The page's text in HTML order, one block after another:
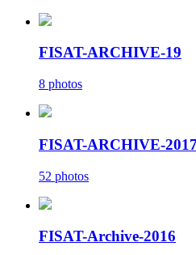
FISAT-ARCHIVE-19
8 photos
FISAT-ARCHIVE-2017
52 photos
FISAT-Archive-2016